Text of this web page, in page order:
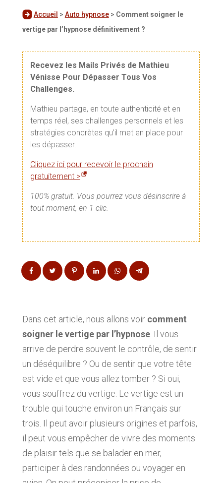
Accueil > Auto hypnose> Comment soigner le
vertige par l’hypnose définitivement ?
Recevez les Mails Privés de Mathieu
Vénisse Pour Dépasser Tous Vos
Challenges.
Mathieu partage, en toute authenticité et en
temps réel, ses challenges personnels et les
stratégies concrètes qu’il met en place pour
les dépasser.
Cliquez ici pour recevoir le prochain
gratuitement >
100% gratuit. Vous pourrez vous désinscrire à
tout moment, en 1 clic.
Dans cet article, nous allons voir comment
soigner le vertige par l’hypnose. Il vous
arrive de perdre souvent le contrôle, de sentir
un déséquilibre ? Ou de sentir que votre tête
est vide et que vous allez tomber ? Si oui,
vous souffrez du vertige. Le vertige est un
trouble qui touche environ un Français sur
trois. Il peut avoir plusieurs origines et parfois,
il peut vous empêcher de vivre des moments
de plaisir tels que se balader en mer,
participer à des randonnées ou voyager en